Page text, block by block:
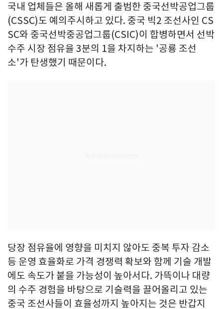
국내 업체들은 올해 새롭게 출범한 중국선박공업그룹
(CSSC)도 예의주시하고 있다. 중국 빅2 조선사인 CS
SC와 중국선박중공업그룹(CSIC)이 합병하면서 선박
수주 시장 점유율 3분의 1을 차지하는 '공룡 조선
소'가 탄생했기 때문이다.
당장 점유율에 영향을 미치지 않아도 중복 투자 감소
등 운영 효율화로 가격 경쟁력 확보와 함께 기술 개발
에도 속도가 붙을 가능성이 높아서다. 가뜩이나 대량
의 수주 경험을 바탕으로 기술력을 끌어올리고 있는
중국 조선사들이 효율성까지 높아지는 것은 반갑지